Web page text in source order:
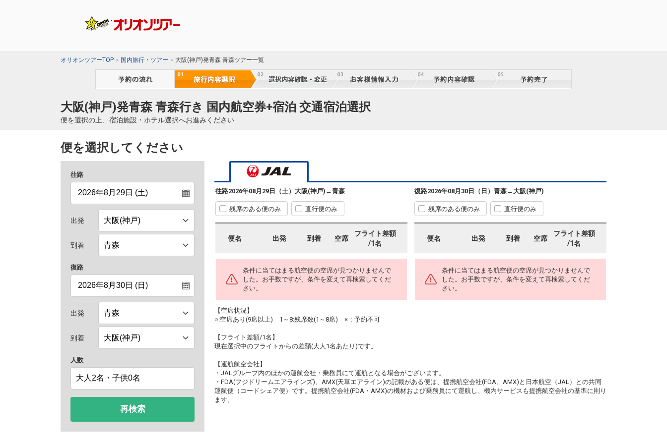
オリオンツアーTOP 国内旅行・ツアー 大阪(神戸)発青森 青森ツアー一覧
大阪(神戸)発青森 青森行き 国内航空券+宿泊 交通宿泊選択
便を選択の上、宿泊施設・ホテル選択へお進みください
便を選択してください
往路
出発
到着
復路
出発
到着
人数
再検索
往路2026年08月29日（土） 大阪(神戸) →青森
残席のある便のみ 直行便のみ
便名 出発 到着 空席
フライト差額
/1名
条件に当てはまる航空便の空席が見つかりませんで
した。お手数ですが、条件を変えて再検索してくだ
さい。
復路2026年08月30日（日） 青森→大阪(神戸)
残席のある便のみ 直行便のみ
便名 出発 到着 空席
フライト差額
/1名
条件に当てはまる航空便の空席が見つかりませんで
した。お手数ですが、条件を変えて再検索してくだ
さい。
【空席状況】
○:空席あり(9席以上) 1～8:残席数(1～8席) ×：予約不可
【フライト差額/1名】
現在選択中のフライトからの差額(大人1名あたり)です。
【運航航空会社】
・JALグループ内のほかの運航会社・乗務員にて運航となる場合がございます。
・FDA(フジドリームエアラインズ)、AMX(天草エアライン)の記載がある便は、提携航空会社(FDA、AMX)と日本航空（JAL）との共同
運航便（コードシェア便）です。提携航空会社(FDA・AMX)の機材および乗務員にて運航し、機内サービスも提携航空会社の基準に則り
ます。